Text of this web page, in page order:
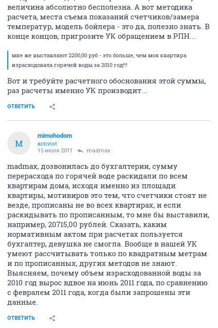
величина абсолютно бесполезна. А вот методика
расчета, места съема показаний счетчиков/замера
температур, модель бойлера - это да, полезно знать. В
конце концов, пригрозите УК обращением в РПН...
мне же выставляют 2200,00 руб - это больше, чем моя квартира
израсходовала горячей воды за 2010 год!!!
Вот и требуйте расчетного обоснования этой суммы,
раз расчеты именно УК производит...
ОТВЕТИТЬ
M
mimohodom
activist
15 июля 2011 madmax
madmax, дозвонилась до бухгалтерии, сумму
перерасхода по горячей воде раскидали по всем
квартирам дома, исходя именно из площади
квартиры, мотивиров это тем, что счетчики стоят не
везде, прописаны не во всех квартирах, и если
раскидывать по прописанным, то мне бы выставили,
например, 20715,00 рублей. Сказать, каким
нормативным актом при расчетах пользуется
бухгалтер, девушка не смогла. Вообще в нашей УК
умеют рассчитывать только по квадратным метрам
и по прописанных, других методов не знают.
Выясняем, почему объем израсходованной воды за
2010 год вырос вдвое на июнь 2011 года, по сравнению
с февралем 2011 года, когда были запрошены эти
данные.
ОТВЕТИТЬ